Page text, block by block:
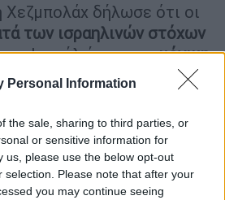
Personal Information
the sale, sharing to third parties, or
or sensitive information for
us, please use the below opt-out
selection. Please note that after your
you may continue seeing
Χεζμπολάχ δήλωσε ότι οι
των ισραηλινών στόχων
Ισραήλ ήταν μια «μόνιμη
παραβιάσεις
τον εχθρό
ήδη από την
της